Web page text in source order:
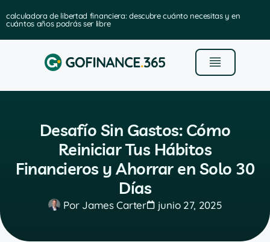
calculadora de libertad financiera: descubre cuánto necesitas y en
cuántos años podrás ser libre
Desafío Sin Gastos: Cómo
Reiniciar Tus Hábitos
Financieros y Ahorrar en Solo 30
Días
PorJames Carter junio 27, 2025